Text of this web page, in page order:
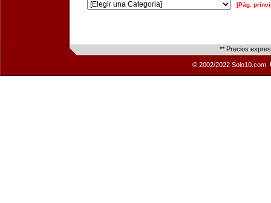
[Pág.
** Precios
© 2002/2022 Solo10.com